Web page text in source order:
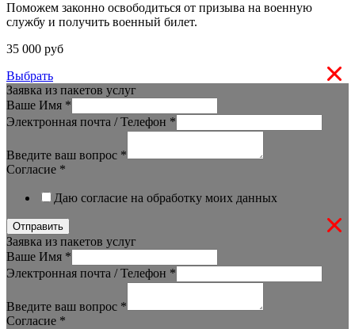
Поможем законно освободиться от призыва на военную
службу и получить военный билет.
35 000 руб
Выбрать
Заявка из пакетов услуг
Ваше Имя *
Электронная почта / Телефон *
Введите ваш вопрос *
Согласие *
Даю согласие на обработку моих данных
Отправить
Заявка из пакетов услуг
Ваше Имя *
Электронная почта / Телефон *
Введите ваш вопрос *
Согласие *